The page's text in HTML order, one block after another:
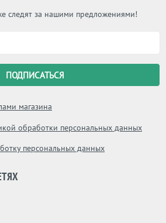
следят за нашими предложениями!
магазина
обработки персональных данных
персональных данных